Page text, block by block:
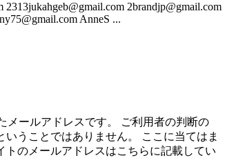
2brandjp@gmail.com
AnneS ...
メールアドレスです。 ご利用者の判断の
うことではありません。 ここに当てはま
トのメールアドレスはこちらに記載してい